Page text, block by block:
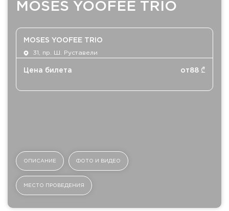
MOSES YOOFEE TRIO
MOSES YOOFEE TRIO
31, пр. Ш. Руставели
Цена билета от88 ₾
ОПИСАНИЕ ФОТО И ВИДЕО
МЕСТО ПРОВЕДЕНИЯ